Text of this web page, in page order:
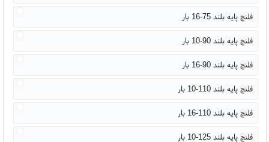
فلنچ پایه بلند 75-16 بار
فلنچ پایه بلند 90-10 بار
فلنچ پایه بلند 90-16 بار
فلنچ پایه بلند 110-10 بار
فلنچ پایه بلند 110-16 بار
فلنچ پایه بلند 125-10 بار